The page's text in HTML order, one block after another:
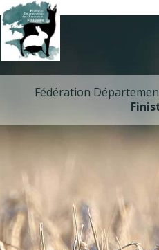
Fédération